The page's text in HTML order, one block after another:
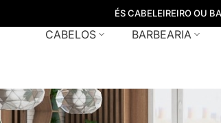
ÉS CABELEIREIRO OU
CABELOS BARBEARIA